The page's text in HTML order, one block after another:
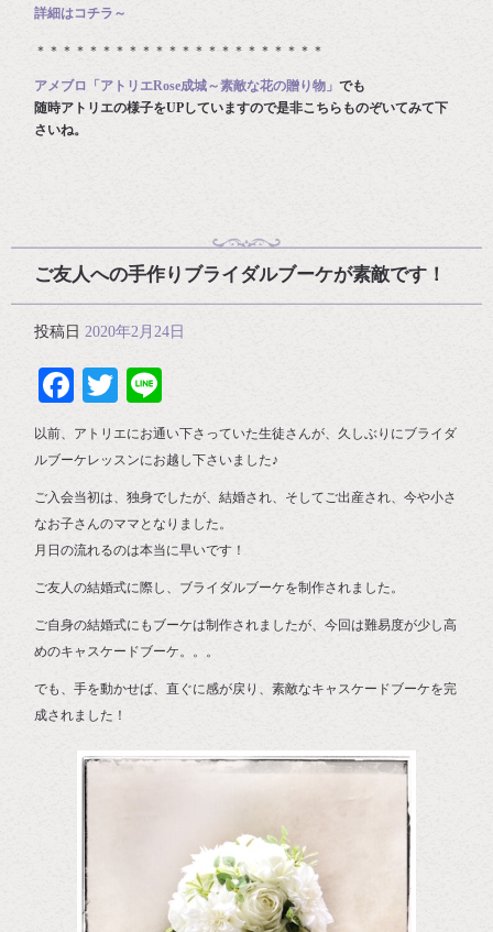
詳細はコチラ～
＊＊＊＊＊＊＊＊＊＊＊＊＊＊＊＊＊＊＊＊＊＊
アメブロ「アトリエRose成城～素敵な花の贈り物」でも
随時アトリエの様子をUPしていますので是非こちらものぞいてみて下
さいね。
ご友人への手作りブライダルブーケが素敵です！
投稿日 2020年2月24日
Facebook
Twitter
以前、アトリエにお通い下さっていた生徒さんが、久しぶりにブライダ
ルブーケレッスンにお越し下さいました♪
ご入会当初は、独身でしたが、結婚され、そしてご出産され、今や小さ
なお子さんのママとなりました。
月日の流れるのは本当に早いです！
ご友人の結婚式に際し、ブライダルブーケを制作されました。
ご自身の結婚式にもブーケは制作されましたが、今回は難易度が少し高
めのキャスケードブーケ。。。
でも、手を動かせば、直ぐに感が戻り、素敵なキャスケードブーケを完
成されました！